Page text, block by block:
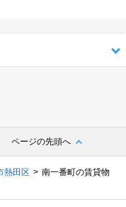
ページの先頭へ
熱田区
南一番町の賃貸物